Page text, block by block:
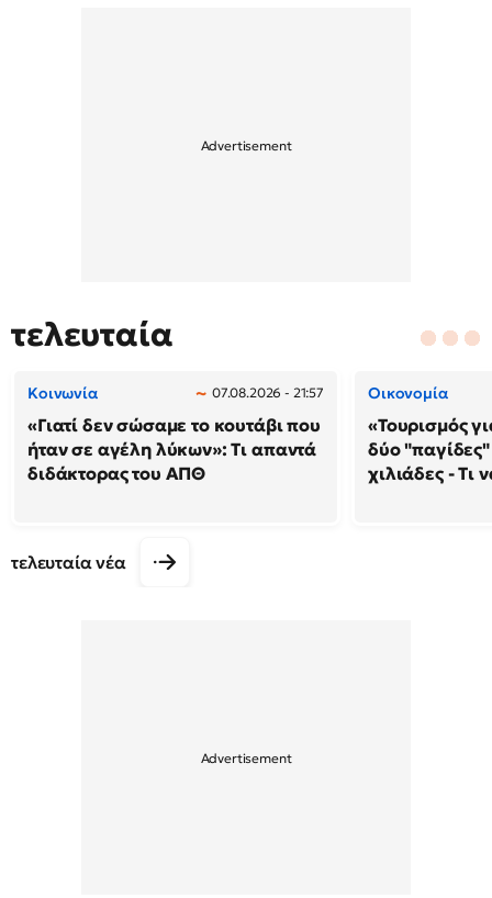
τελευταία
Κοινωνία 07.08.2026 - 21:57
«Γιατί δεν σώσαμε το κουτάβι που
ήταν σε αγέλη λύκων»: Τι απαντά
διδάκτορας του ΑΠΘ
Οικονομία
«Τουρισμός
δύο
χιλιάδες - Τι
τελευταία νέα